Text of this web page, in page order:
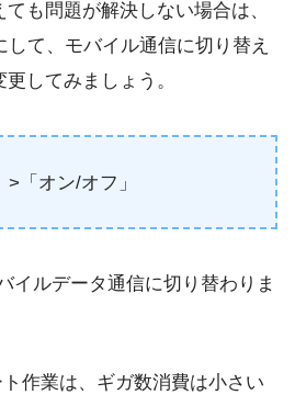
も問題が解決しない場合は、
て、モバイル通信に切り替え
してみましょう。
>「オン/オフ」
イルデータ通信に切り替わりま
作業は、ギガ数消費は小さい